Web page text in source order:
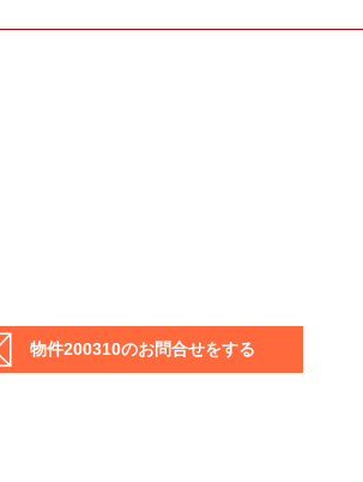
物件200310のお問合せをする